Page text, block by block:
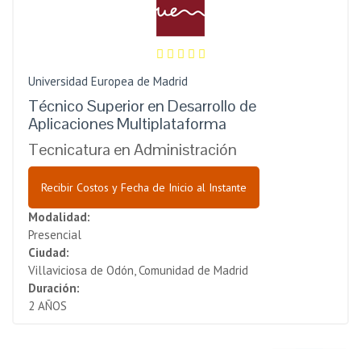
Universidad Europea de Madrid
Técnico Superior en Desarrollo de
Aplicaciones Multiplataforma
Tecnicatura en Administración
Recibir Costos y Fecha de Inicio al Instante
Modalidad:
Presencial
Ciudad:
Villaviciosa de Odón, Comunidad de Madrid
Duración:
2 AÑOS